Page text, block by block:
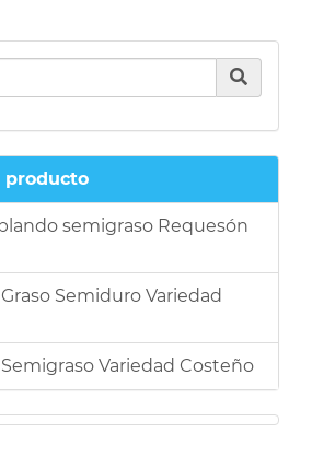
producto
semigraso Requesón
Semiduro Variedad
Variedad Costeño